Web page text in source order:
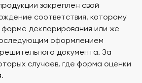
закреплен свой
соответствия, которому
форме декларирования или же
оформлением
документа. За
случаев, где форма оценки